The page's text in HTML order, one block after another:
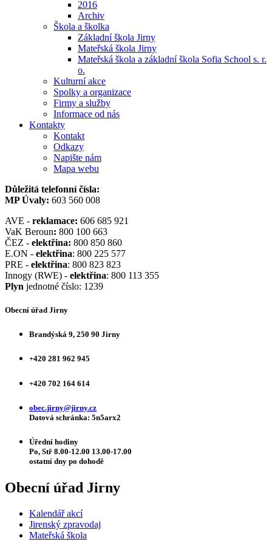
2016
Archiv
Škola a školka
Základní škola Jirny
Mateřská škola Jirny
Mateřská škola a základní škola Sofia School s. r.
o.
Kulturní akce
Spolky a organizace
Firmy a služby
Informace od nás
Kontakty
Kontakt
Odkazy
Napište nám
Mapa webu
Důležitá telefonní čísla:
MP Úvaly: 603 560 008
AVE - reklamace: 606 685 921
VaK Beroun: 800 100 663
ČEZ - elektřina: 800 850 860
E.ON - elektřina: 800 225 577
PRE - elektřina: 800 823 823
Innogy (RWE) - elektřina: 800 113 355
Plyn jednotné číslo: 1239
Obecní úřad Jirny
Brandýská 9, 250 90 Jirny
+420 281 962 945
+420 702 164 614
obec.jirny@jirny.cz
Datová schránka: 5n5arx2
Úřední hodiny
Po, Stř 8.00-12.00 13.00-17.00
ostatní dny po dohodě
Obecní úřad Jirny
Kalendář akcí
Jirenský zpravodaj
Mateřská škola